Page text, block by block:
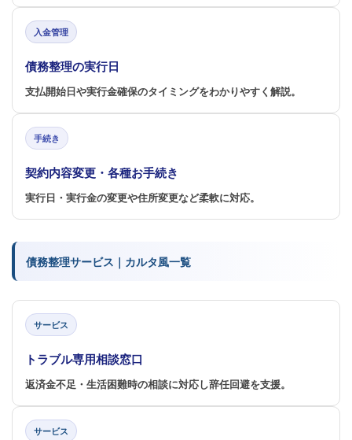
入金管理
債務整理の実行日
支払開始日や実行金確保のタイミングをわかりやすく解説。
手続き
契約内容変更・各種お手続き
実行日・実行金の変更や住所変更など柔軟に対応。
債務整理サービス｜カルタ風一覧
サービス
トラブル専用相談窓口
返済金不足・生活困難時の相談に対応し辞任回避を支援。
サービス